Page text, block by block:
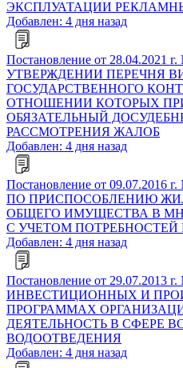
ЭКСПЛУАТАЦИИ
Добавлен: 4 дня назад
Постановление от 28.04.2021
УТВЕРЖДЕНИИ ПЕРЕЧНЯ
ГОСУДАРСТВЕННОГО
ОТНОШЕНИИ КОТОРЫХ
ОБЯЗАТЕЛЬНЫЙ
РАССМОТРЕНИЯ ЖАЛОБ
Добавлен: 4 дня назад
Постановление от 09.07.2016
ПО ПРИСПОСОБЛЕНИЮ
ОБЩЕГО ИМУЩЕСТВА В
С УЧЕТОМ
Добавлен: 4 дня назад
Постановление от 29.07.2013
ИНВЕСТИЦИОННЫХ И
ПРОГРАММАХ
ДЕЯТЕЛЬНОСТЬ В СФЕРЕ
ВОДООТВЕДЕНИЯ
Добавлен: 4 дня назад